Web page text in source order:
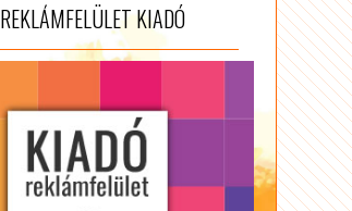
REKLÁMFELÜLET KIADÓ